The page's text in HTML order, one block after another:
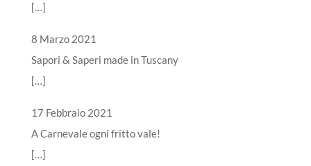
[…]
8 Marzo 2021
Sapori & Saperi made in Tuscany
[…]
17 Febbraio 2021
A Carnevale ogni fritto vale!
[…]